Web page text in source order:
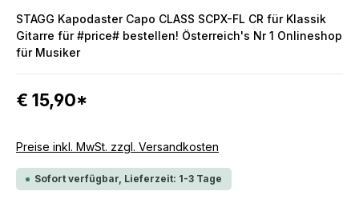
STAGG Kapodaster Capo CLASS SCPX-FL CR für Klassik
Gitarre für #price# bestellen! Österreich's Nr 1 Onlineshop
für Musiker
€ 15,90*
Preise inkl. MwSt. zzgl. Versandkosten
Sofort verfügbar, Lieferzeit: 1-3 Tage